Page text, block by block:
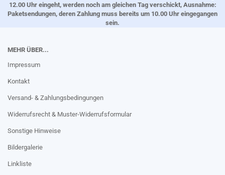
12.00 Uhr eingeht, werden noch am gleichen Tag verschickt, Ausnahme:
Paketsendungen, deren Zahlung muss bereits um 10.00 Uhr eingegangen
sein.
MEHR ÜBER...
Impressum
Kontakt
Versand- & Zahlungsbedingungen
Widerrufsrecht & Muster-Widerrufsformular
Sonstige Hinweise
Bildergalerie
Linkliste